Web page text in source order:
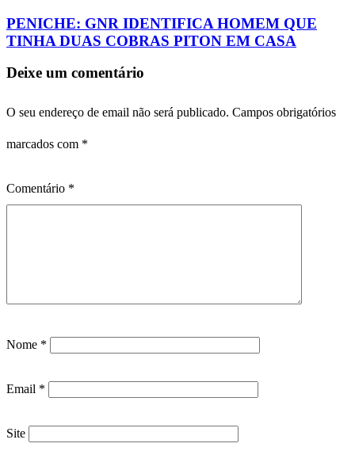
PENICHE: GNR IDENTIFICA HOMEM QUE
TINHA DUAS COBRAS PITON EM CASA
Deixe um comentário
O seu endereço de email não será publicado. Campos obrigatórios
marcados com *
Comentário *
Nome *
Email *
Site